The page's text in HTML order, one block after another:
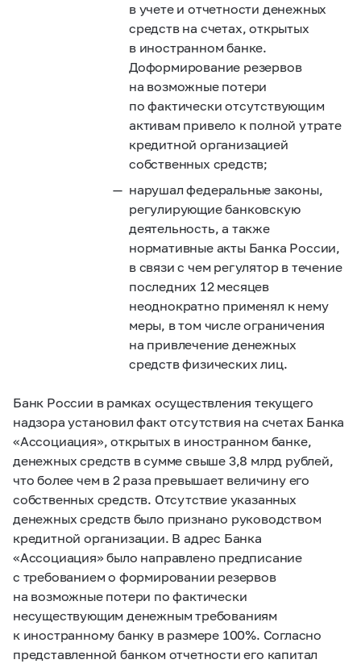
в учете и отчетности денежных
средств на счетах, открытых
в иностранном банке.
Доформирование резервов
на возможные потери
по фактически отсутствующим
активам привело к полной утрате
кредитной организацией
собственных средств;
нарушал федеральные законы,
регулирующие банковскую
деятельность, а также
нормативные акты Банка России,
в связи с чем регулятор в течение
последних 12 месяцев
неоднократно применял к нему
меры, в том числе ограничения
на привлечение денежных
средств физических лиц.
Банк России в рамках осуществления текущего
надзора установил факт отсутствия на счетах Банка
«Ассоциация», открытых в иностранном банке,
денежных средств в сумме свыше 3,8 млрд рублей,
что более чем в 2 раза превышает величину его
собственных средств. Отсутствие указанных
денежных средств было признано руководством
кредитной организации. В адрес Банка
«Ассоциация» было направлено предписание
с требованием о формировании резервов
на возможные потери по фактически
несуществующим денежным требованиям
к иностранному банку в размере 100%. Согласно
представленной банком отчетности его капитал